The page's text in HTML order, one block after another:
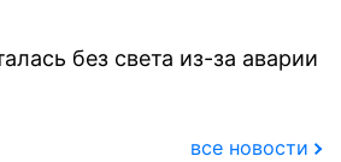
без света из-за аварии
все новости